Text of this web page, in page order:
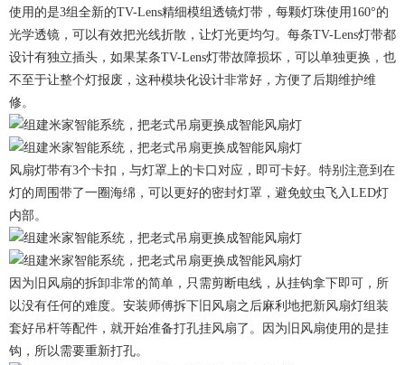
使用的是3组全新的TV-Lens精细模组透镜灯带，每颗灯珠使用160°的
光学透镜，可以有效把光线折散，让灯光更均匀。每条TV-Lens灯带都
设计有独立插头，如果某条TV-Lens灯带故障损坏，可以单独更换，也
不至于让整个灯报废，这种模块化设计非常好，方便了后期维护维
修。
风扇灯带有3个卡扣，与灯罩上的卡口对应，即可卡好。特别注意到在
灯的周围带了一圈海绵，可以更好的密封灯罩，避免蚊虫飞入LED灯
内部。
因为旧风扇的拆卸非常的简单，只需剪断电线，从挂钩拿下即可，所
以没有任何的难度。安装师傅拆下旧风扇之后麻利地把新风扇灯组装
套好吊杆等配件，就开始准备打孔挂风扇了。因为旧风扇使用的是挂
钩，所以需要重新打孔。